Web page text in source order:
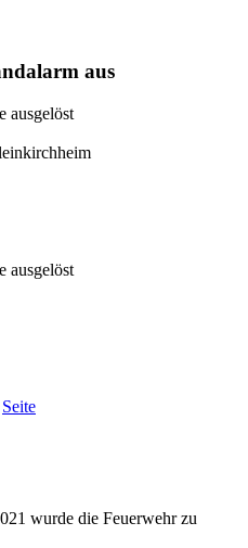
aus
ausgelöst
ausgelöst
Seite
wurde die Feuerwehr zu